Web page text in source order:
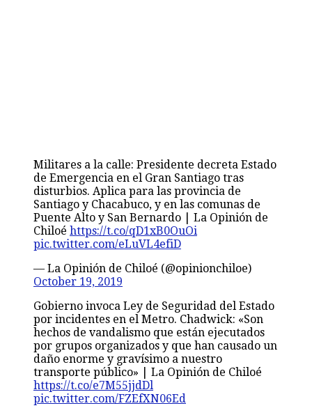
Militares a la calle: Presidente decreta Estado
de Emergencia en el Gran Santiago tras
disturbios. Aplica para las provincia de
Santiago y Chacabuco, y en las comunas de
Puente Alto y San Bernardo | La Opinión de
Chiloé https://t.co/qD1xB0OuOi
pic.twitter.com/eLuVL4efiD
— La Opinión de Chiloé (@opinionchiloe)
October 19, 2019
Gobierno invoca Ley de Seguridad del Estado
por incidentes en el Metro. Chadwick: «Son
hechos de vandalismo que están ejecutados
por grupos organizados y que han causado un
daño enorme y gravísimo a nuestro
transporte público» | La Opinión de Chiloé
https://t.co/e7M55jjdDl
pic.twitter.com/FZEfXN06Ed